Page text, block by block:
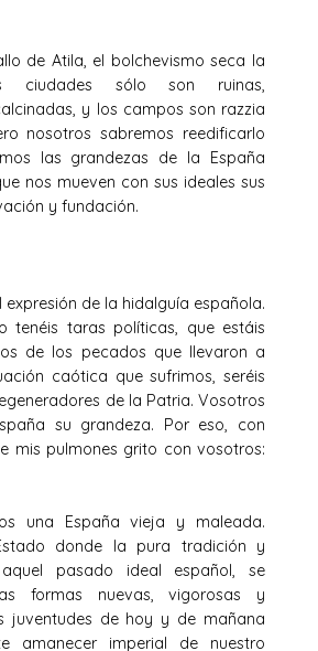
de Atila, el bolchevismo seca la
ciudades sólo son ruinas,
y los campos son razzia
nosotros sabremos reedificarlo
las grandezas de la España
nos mueven con sus ideales sus
y fundación.
de la hidalguía española.
tenéis taras políticas, que estáis
de los pecados que llevaron a
caótica que sufrimos, seréis
de la Patria. Vosotros
su grandeza. Por eso, con
mis pulmones grito con vosotros:
una España vieja y maleada.
donde la pura tradición y
pasado ideal español, se
formas nuevas, vigorosas y
juventudes de hoy y de mañana
amanecer imperial de nuestro